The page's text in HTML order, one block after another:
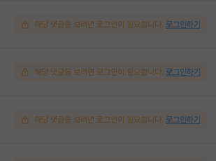
해당 댓글을 보려면 로그인이 필요합니다. 로그인하기
해당 댓글을 보려면 로그인이 필요합니다. 로그인하기
해당 댓글을 보려면 로그인이 필요합니다. 로그인하기